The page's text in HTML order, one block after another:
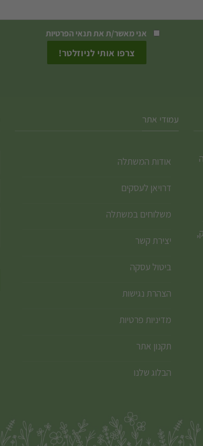
בעמוד
אני מאשר/ת אתתנאי הפרטיות
עמודי אתר
אודות המשתלה
דרויאן לעסקים
משלוחים במשתלה
יצירת קשר
ביטול עסקה
הצהרת נגישות
מדיניות פרטיות
תקנון אתר
הבלוג שלנו